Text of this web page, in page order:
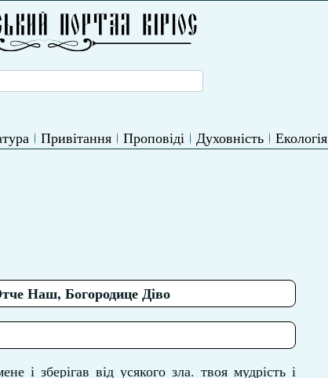
Привітання Проповіді Духовність Екологія
Наш, Богородице Діво
і зберігав від усякого зла. твоя мудрість і